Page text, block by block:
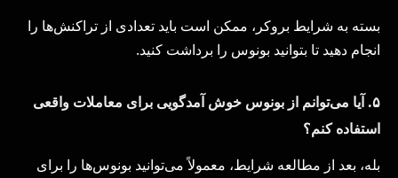
بسته به شرایط بروکر، ممکن است باید تعدادی از تراکنش‌ها را
انجام دهید تا بتوانید بونوس را برداشت کنید.
۵. آیا می‌توانم از بونوس خوش آمدگویی برای معاملات واقعی
استفاده کنم؟
بله، بعد از مطالعه شرایط، معمولاً می‌توانید بونوس‌ها را برای